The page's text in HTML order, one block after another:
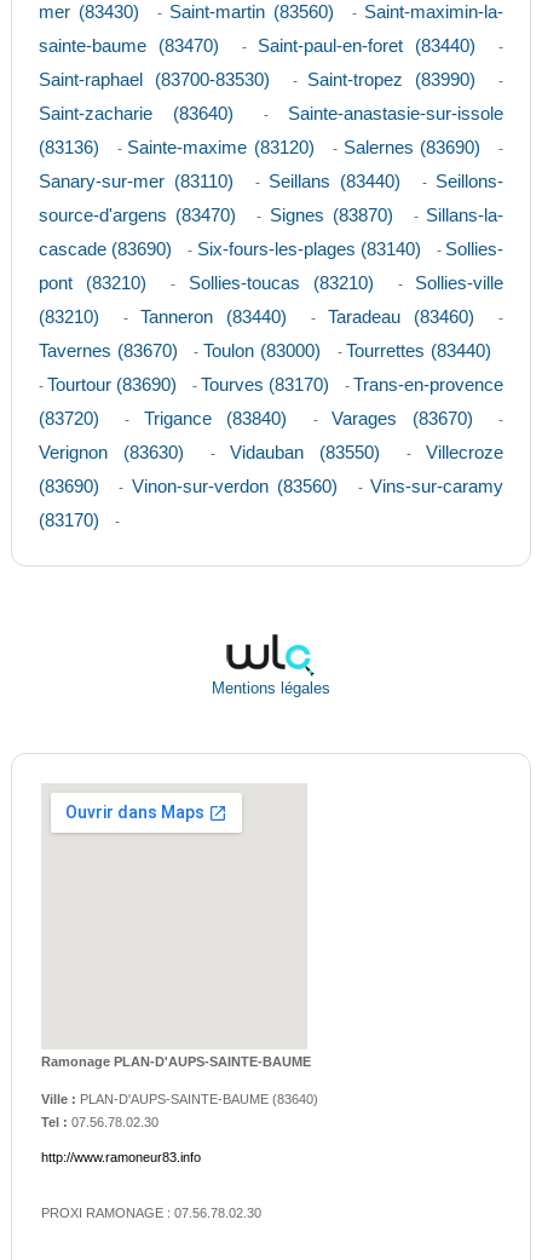
mer (83430)
- Saint-martin (83560) - Saint-maximin-la-
sainte-baume (83470)
- Saint-paul-en-foret (83440) -
Saint-raphael (83700-83530) - Saint-tropez (83990) -
Saint-zacharie (83640) - Sainte-anastasie-sur-issole
(83136)
- Sainte-maxime (83120) - Salernes (83690) -
Sanary-sur-mer (83110) - Seillans (83440) - Seillons-
source-d'argens (83470)
- Signes (83870) - Sillans-la-
cascade (83690)
- Six-fours-les-plages (83140) - Sollies-
pont (83210)
- Sollies-toucas (83210) - Sollies-ville
(83210)
- Tanneron (83440) - Taradeau (83460) -
Tavernes (83670) - Toulon (83000) - Tourrettes (83440)
- Tourtour (83690) - Tourves (83170) - Trans-en-provence
(83720)
- Trigance (83840) - Varages (83670) -
Verignon (83630) - Vidauban (83550) - Villecroze
(83690)
- Vinon-sur-verdon (83560) - Vins-sur-caramy
(83170)
-
Mentions légales
Ramonage PLAN-D'AUPS-SAINTE-BAUME
Ville : PLAN-D'AUPS-SAINTE-BAUME(83640)
Tel : 07.56.78.02.30
http://www.ramoneur83.info
PROXI RAMONAGE : 07.56.78.02.30